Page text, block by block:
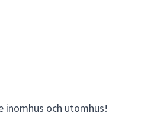
inomhus och utomhus!